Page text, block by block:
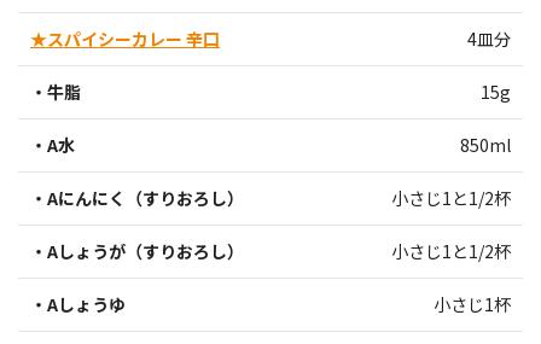
★スパイシーカレー 辛口 4皿分
・牛脂 15g
・A水 850ml
・Aにんにく（すりおろし） 小さじ1と1/2杯
・Aしょうが（すりおろし） 小さじ1と1/2杯
・Aしょうゆ 小さじ1杯